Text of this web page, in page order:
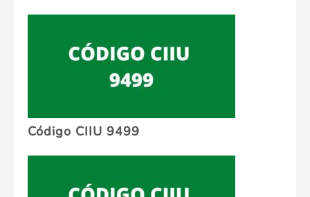
Código CIIU 9499